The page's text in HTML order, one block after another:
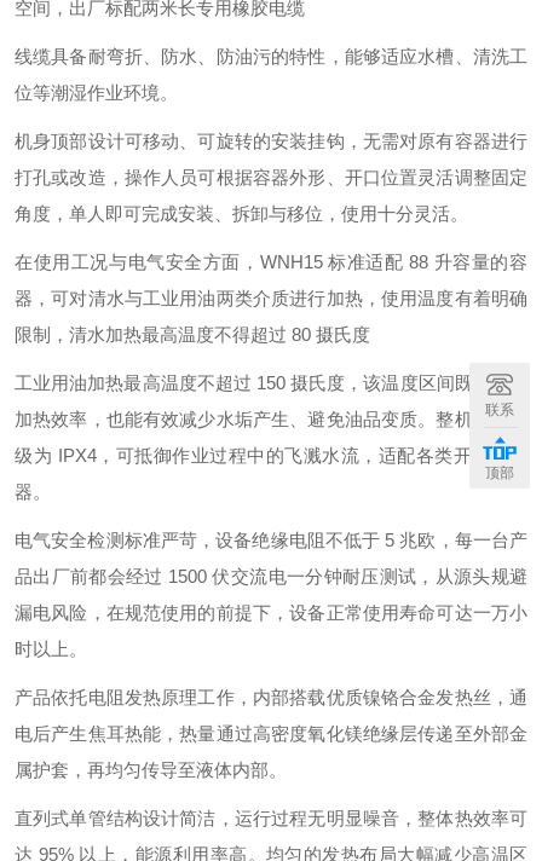
空间，出厂标配两米长专用橡胶电缆
线缆具备耐弯折、防水、防油污的特性，能够适应水槽、清洗工
位等潮湿作业环境。
机身顶部设计可移动、可旋转的安装挂钩，无需对原有容器进行
打孔或改造，操作人员可根据容器外形、开口位置灵活调整固定
角度，单人即可完成安装、拆卸与移位，使用十分灵活。
在使用工况与电气安全方面，WNH15 标准适配 88 升容量的容
器，可对清水与工业用油两类介质进行加热，使用温度有着明确
限制，清水加热最高温度不得超过 80 摄氏度
工业用油加热最高温度不超过 150 摄氏度，该温度区间既能保障
加热效率，也能有效减少水垢产生、避免油品变质。整机防护等
级为 IPX4，可抵御作业过程中的飞溅水流，适配各类开放式容
器。
电气安全检测标准严苛，设备绝缘电阻不低于 5 兆欧，每一台产
品出厂前都会经过 1500 伏交流电一分钟耐压测试，从源头规避
漏电风险，在规范使用的前提下，设备正常使用寿命可达一万小
时以上。
产品依托电阻发热原理工作，内部搭载优质镍铬合金发热丝，通
电后产生焦耳热能，热量通过高密度氧化镁绝缘层传递至外部金
属护套，再均匀传导至液体内部。
直列式单管结构设计简洁，运行过程无明显噪音，整体热效率可
达 95% 以上，能源利用率高。均匀的发热布局大幅减少高温区
联系
顶部